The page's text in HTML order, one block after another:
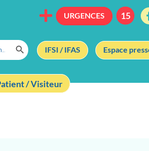
URGENCES
Search Button
IFSI / IFAS Espace
/ Visiteur